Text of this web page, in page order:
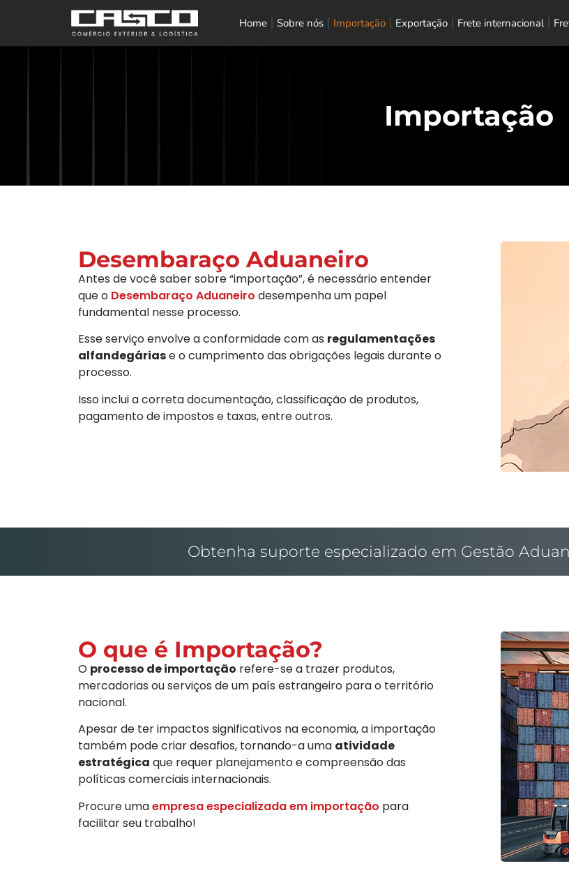
Home Sobre nós Importação Exportação Frete internacional
Importação
Desembaraço Aduaneiro
Antes de você saber sobre “importação”, é necessário entender
que o Desembaraço Aduaneiro desempenha um papel
fundamental nesse processo.
Esse serviço envolve a conformidade com as regulamentações
alfandegáriase o cumprimento das obrigações legais durante o
processo.
Isso inclui a correta documentação, classificação de produtos,
pagamento de impostos e taxas, entre outros.
Obtenha suporte especializado em Gestão
O que é Importação?
O processo de importação refere-se a trazer produtos,
mercadorias ou serviços de um país estrangeiro para o território
nacional.
Apesar de ter impactos significativos na economia, a importação
também pode criar desafios, tornando-a uma atividade
estratégica que requer planejamento e compreensão das
políticas comerciais internacionais.
Procure umaempresa especializada em importação para
facilitar seu trabalho!